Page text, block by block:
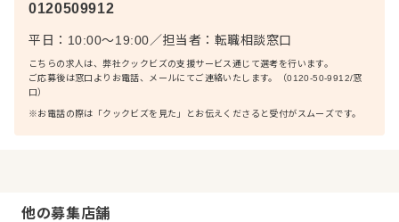
0120509912
平日：10:00〜19:00／担当者： 転職相談窓口
こちらの求人は、弊社クックビズの支援サービス通じて選考を行います。
ご応募後は窓口よりお電話、メールにてご連絡いたします。（0120-50-9912/窓
口）
※お電話の際は「クックビズを見た」とお伝えくださると受付がスムーズです。
他の募集店舗